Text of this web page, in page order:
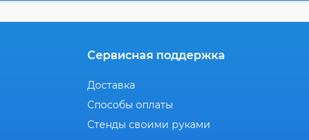
Сервисная поддержка
Доставка
Способы оплаты
Стенды своими руками